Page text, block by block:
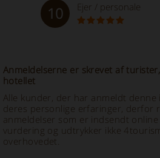
10 Ejer / personale
Anmeldelserne er skrevet af
hotellet
Alle kunder, der har anmeldt denne
deres personlige erfaringer, derfor
anmeldelser som er indsendt
vurdering og udtrykker ikke
overhovedet.